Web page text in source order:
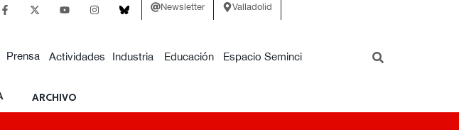
Newsletter Valladolid
Prensa Actividades Industria Educación Espacio Seminci
ARCHIVO